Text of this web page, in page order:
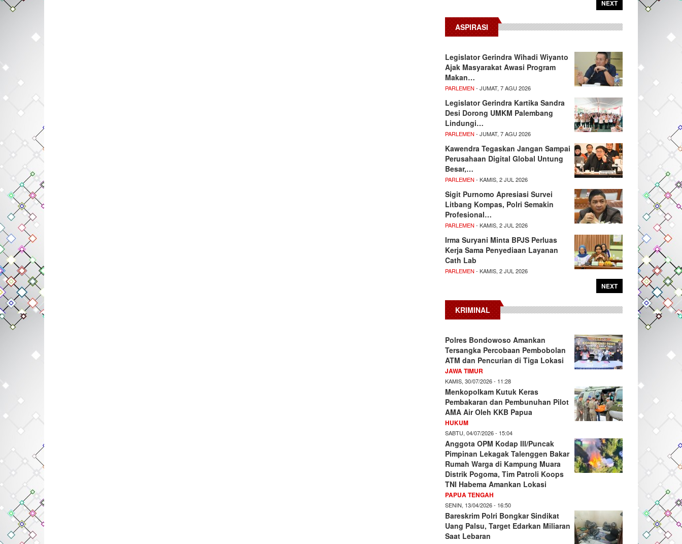
NEXT
ASPIRASI
Legislator Gerindra Wihadi Wiyanto
Ajak Masyarakat Awasi Program
Makan…
PARLEMEN - JUMAT, 7 AGU 2026
Legislator Gerindra Kartika Sandra
Desi Dorong UMKM Palembang
Lindungi…
PARLEMEN - JUMAT, 7 AGU 2026
Kawendra Tegaskan Jangan Sampai
Perusahaan Digital Global Untung
Besar,…
PARLEMEN - KAMIS, 2 JUL 2026
Sigit Purnomo Apresiasi Survei
Litbang Kompas, Polri Semakin
Profesional…
PARLEMEN - KAMIS, 2 JUL 2026
Irma Suryani Minta BPJS Perluas
Kerja Sama Penyediaan Layanan
Cath Lab
PARLEMEN - KAMIS, 2 JUL 2026
NEXT
KRIMINAL
Polres Bondowoso Amankan
Tersangka Percobaan Pembobolan
ATM dan Pencurian di Tiga Lokasi
JAWA TIMUR
KAMIS, 30/07/2026 - 11:28
Menkopolkam Kutuk Keras
Pembakaran dan Pembunuhan Pilot
AMA Air Oleh KKB Papua
HUKUM
SABTU, 04/07/2026 - 15:04
Anggota OPM Kodap III/Puncak
Pimpinan Lekagak Talenggen Bakar
Rumah Warga di Kampung Muara
Distrik Pogoma, Tim Patroli Koops
TNI Habema Amankan Lokasi
PAPUA TENGAH
SENIN, 13/04/2026 - 16:50
Bareskrim Polri Bongkar Sindikat
Uang Palsu, Target Edarkan Miliaran
Saat Lebaran